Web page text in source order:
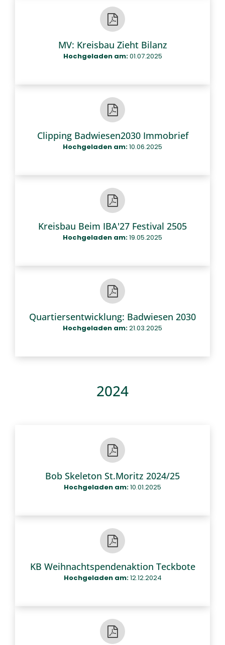
MV: Kreisbau Zieht Bilanz
Hochgeladen am:01.07.2025
Clipping Badwiesen2030 Immobrief
Hochgeladen am:10.06.2025
Kreisbau Beim IBA'27 Festival 2505
Hochgeladen am:19.05.2025
Quartiersentwicklung: Badwiesen 2030
Hochgeladen am:21.03.2025
2024
Bob Skeleton St.Moritz 2024/25
Hochgeladen am:10.01.2025
KB Weihnachtspendenaktion Teckbote
Hochgeladen am:12.12.2024